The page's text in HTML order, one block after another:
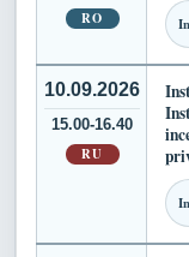
RO
10.09.2026
15.00-16.40
RU